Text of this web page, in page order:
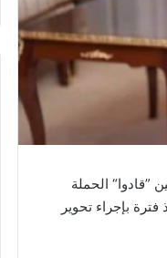
ان المجموعة تطالب منذ فترة بإجراء تحوير